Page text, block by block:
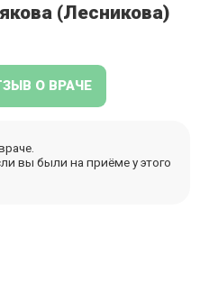
(Лесникова)
О ВРАЧЕ
вы были на приёме у этого